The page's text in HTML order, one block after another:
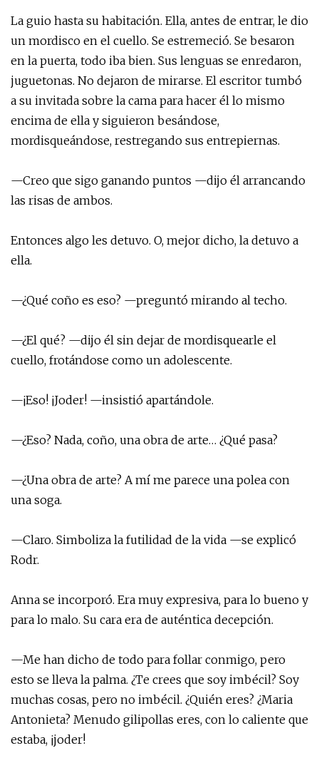
La guio hasta su habitación. Ella, antes de entrar, le dio
un mordisco en el cuello. Se estremeció. Se besaron
en la puerta, todo iba bien. Sus lenguas se enredaron,
juguetonas. No dejaron de mirarse. El escritor tumbó
a su invitada sobre la cama para hacer él lo mismo
encima de ella y siguieron besándose,
mordisqueándose, restregando sus entrepiernas.
—Creo que sigo ganando puntos —dijo él arrancando
las risas de ambos.
Entonces algo les detuvo. O, mejor dicho, la detuvo a
ella.
—¿Qué coño es eso? —preguntó mirando al techo.
—¿El qué? —dijo él sin dejar de mordisquearle el
cuello, frotándose como un adolescente.
—¡Eso! ¡Joder! —insistió apartándole.
—¿Eso? Nada, coño, una obra de arte… ¿Qué pasa?
—¿Una obra de arte? A mí me parece una polea con
una soga.
—Claro. Simboliza la futilidad de la vida —se explicó
Rodr.
Anna se incorporó. Era muy expresiva, para lo bueno y
para lo malo. Su cara era de auténtica decepción.
—Me han dicho de todo para follar conmigo, pero
esto se lleva la palma. ¿Te crees que soy imbécil? Soy
muchas cosas, pero no imbécil. ¿Quién eres? ¿Maria
Antonieta? Menudo gilipollas eres, con lo caliente que
estaba, ¡joder!